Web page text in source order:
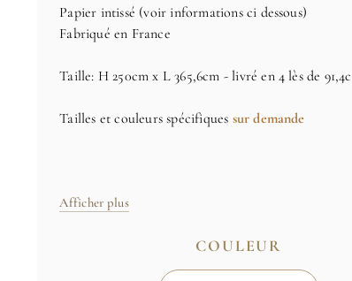
Papier intissé (voir informations ci dessous)
Fabriqué en France
Taille: H 250cm x L 365,6cm - livré en 4 lès de
Tailles et couleurs spécifiques sur demande
Afficher plus
COULEUR